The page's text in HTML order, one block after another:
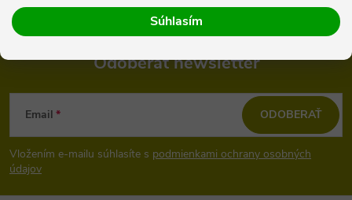
Súhlasím
Z
á
p
Odoberať newsletter
Email
Vložením e-mailu súhlasíte s podmienkami ochrany osobných
údajov
ODOBERAŤ